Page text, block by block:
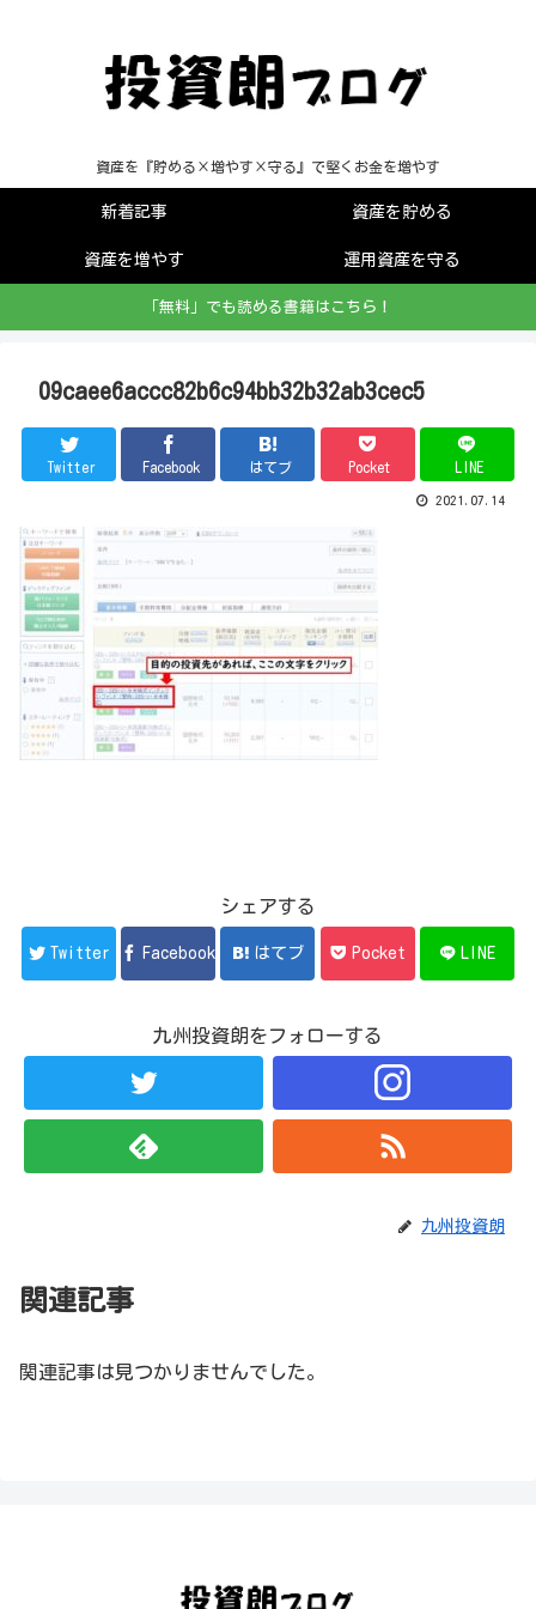
資産を『貯める×増やす×守る』で堅くお金を増やす
新着記事 資産を貯める
資産を増やす 運用資産を守る
「無料」でも読める書籍はこちら！
09caee6accc82b6c94bb32b32ab3cec5
Twitter Facebook はてブ Pocket LINE
2021.07.14
シェアする
Twitter Facebook はてブ Pocket LINE
九州投資朗をフォローする
九州投資朗
関連記事
関連記事は見つかりませんでした。